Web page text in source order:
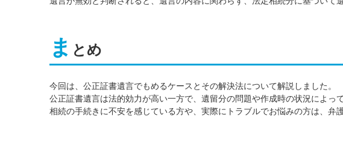
ま とめ
今回は、公正証書遺言でもめるケースとその解決法について解説しました。
公正証書遺言は法的効力が高い一方で、遺留分の問題や作成時の状況によっ
相続の手続きに不安を感じている方や、実際にトラブルでお悩みの方は、弁